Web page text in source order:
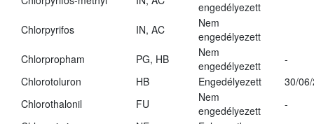
engedélyezett
Chlorpyrifos
IN, AC
Nem
engedélyezett
Chlorpropham
PG, HB
Nem
engedélyezett
-
Chlorotoluron
HB Engedélyezett
30/
Chlorothalonil
FU
Nem
engedélyezett
-